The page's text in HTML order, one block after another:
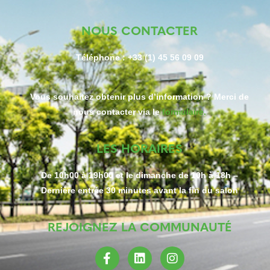
NOUS CONTACTER
Téléphone : +33 (1) 45 56 09 09
Vous souhaitez obtenir plus d’information ? Merci de
nous contacter via leformulaire.
LES HORAIRES
De 10h00 à 19h00 et le dimanche de 10h à 18h –
Dernière entrée 30 minutes avant la fin du salon
REJOIGNEZ LA COMMUNAUTÉ